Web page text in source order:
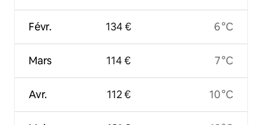
Févr.
Mars
Avr.
134 €
114 €
112 €
6 °C
7 °C
10 °C